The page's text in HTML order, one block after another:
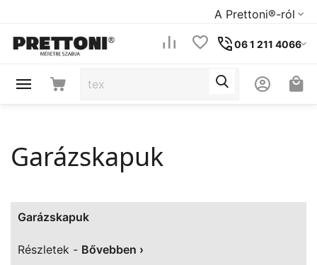
A Prettoni®-ról
06 1 211 4066
Garázskapuk
Garázskapuk
Részletek - Bővebben ›